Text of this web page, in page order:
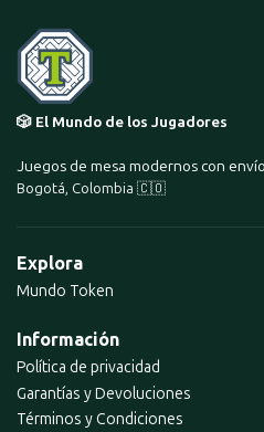
🎲 El Mundo de los Jugadores
Juegos de mesa modernos con
Bogotá, Colombia 🇨🇴
Explora
Mundo Token
Información
Política de privacidad
Garantías y Devoluciones
Términos y Condiciones